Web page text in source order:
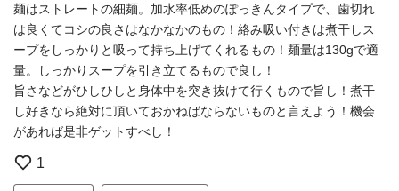
麺はストレートの細麺。加水率低めのぽっきんタイプで、歯切れ
は良くてコシの良さはなかなかのもの！絡み吸い付きは煮干しス
ープをしっかりと吸って持ち上げてくれるもの！麺量は130gで適
量。しっかりスープを引き立てるもので良し！
旨さなどがひしひしと身体中を突き抜けて行くもので旨し！煮干
し好きなら絶対に頂いておかねばならないものと言えよう！機会
があれば是非ゲットすべし！
1